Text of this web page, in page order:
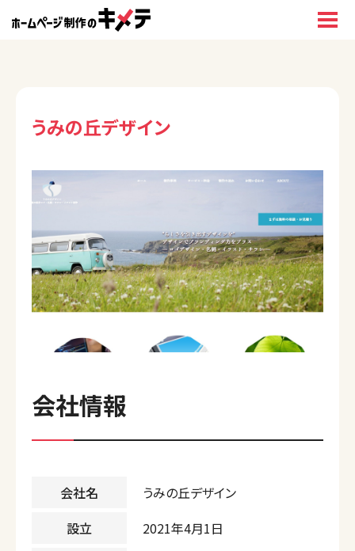
うみの丘デザイン
会社情報
会社名
うみの丘デザイン
設立
2021年4月1日